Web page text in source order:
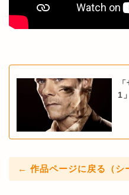
1
← 作品ページに戻る（シ